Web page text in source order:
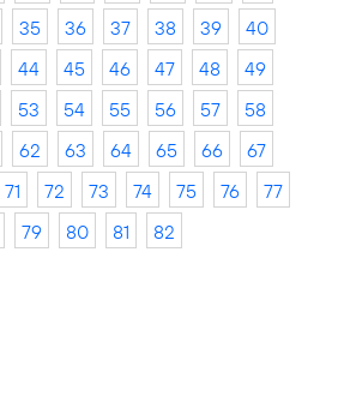
35 36 37 38 39
40
44 45 46 47 48
49
53 54 55 56 57
58
62 63 64 65 66
67
71 72 73 74 75 76
77
79 80 81 82